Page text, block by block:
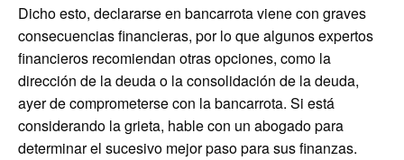
Dicho esto, declararse en bancarrota viene con graves
consecuencias financieras, por lo que algunos expertos
financieros recomiendan otras opciones, como la
dirección de la deuda o la consolidación de la deuda,
ayer de comprometerse con la bancarrota. Si está
considerando la grieta, hable con un abogado para
determinar el sucesivo mejor paso para sus finanzas.